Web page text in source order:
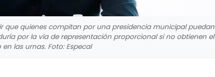
que quienes compitan por una presidencia municipal puedan
por la vía de representación proporcional si no obtienen el
en las urnas. Foto: Especal